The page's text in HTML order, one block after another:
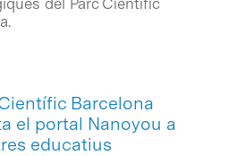
Barcelona
el portal Nanoyou a
educatius